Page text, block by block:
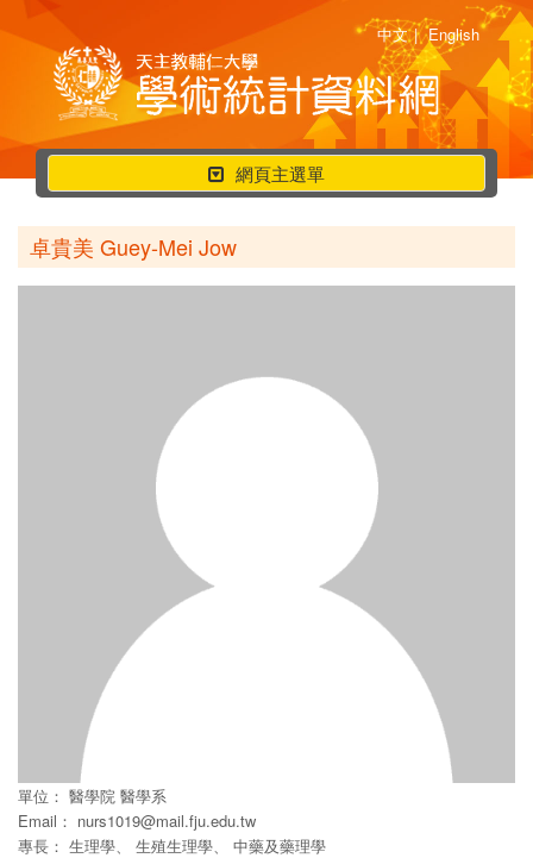
中文 | English
行
動
選
單
網頁主選單
卓貴美 Guey-Mei Jow
單位： 醫學院 醫學系
Email： nurs1019@mail.fju.edu.tw
專長： 生理學、 生殖生理學、 中藥及藥理學